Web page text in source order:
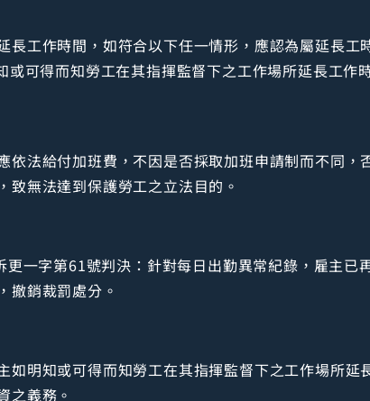
長工作時間，如符合以下任一情形，應認為屬延長
或可得而知勞工在其指揮監督下之工作場所延長工作
依法給付加班費，不因是否採取加班申請制而不同
無法達到保護勞工之立法目的。
一字第61號判決：針對每日出勤異常紀錄，雇主已
撤銷裁罰處分。
如明知或可得而知勞工在其指揮監督下之工作場所
之義務。